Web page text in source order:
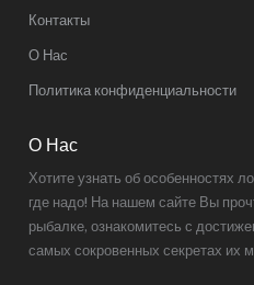
Контакты
О Нас
Политика конфиденциальности
О Нас
Хотите узнать об особенностях
где надо! На нашем сайте Вы
рыбалке, ознакомитесь с
самых сокровенных секретах их